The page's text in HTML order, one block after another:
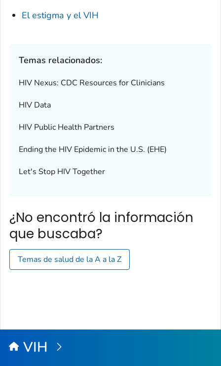
El estigma y el VIH
Temas relacionados:
HIV Nexus: CDC Resources for Clinicians
HIV Data
HIV Public Health Partners
Ending the HIV Epidemic in the U.S. (EHE)
Let's Stop HIV Together
¿No encontró la información
que buscaba?
Temas de salud de la A a la Z
VIH